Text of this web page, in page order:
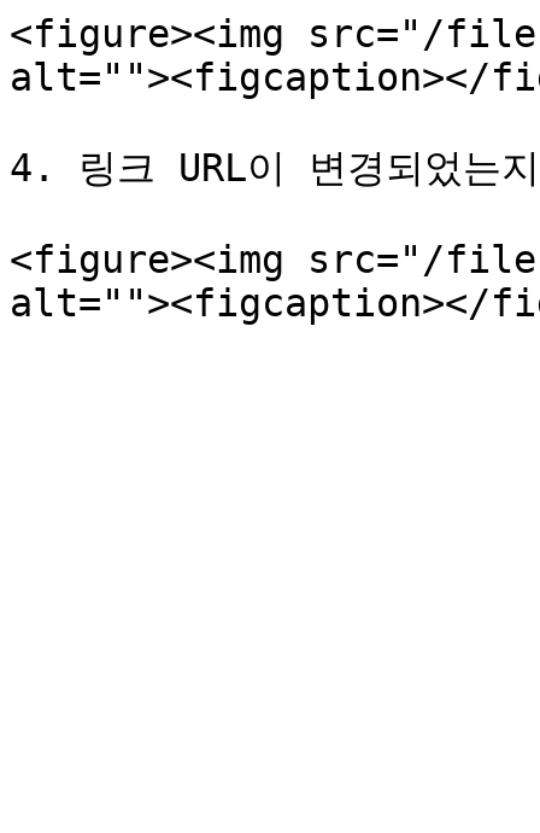
<figure><img src="/
alt=""><figcaption></
4. 링크 URL이 변경되었는
<figure><img src="/